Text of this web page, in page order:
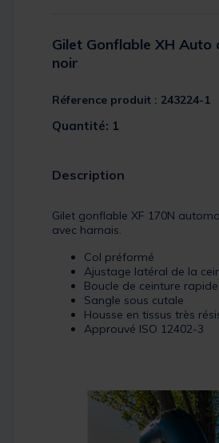
Gilet Gonflable XH Auto
noir
Réference produit : 243224-1
Quantité: 1
Description
Gilet gonflable XF 170N
avec harnais.
Col préformé
Ajustage latéral de la
Boucle de ceinture rapide
Sangle sous cutale
Housse en tissus très
Approuvé ISO 12402-3